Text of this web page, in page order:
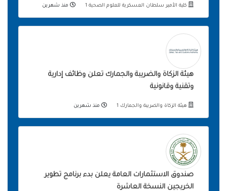
كلية الأمير سلطان العسكرية للعلوم الصحية 1 منذ شهرين
هيئة الزكاة والضريبة والجمارك تعلن وظائف إدارية
وتقنية وقانونية
هيئة الزكاة والضريبة والجمارك 1 منذ شهرين
صندوق الاستثمارات العامة يعلن بدء برنامج تطوير
الخريجين النسخة العاشرة